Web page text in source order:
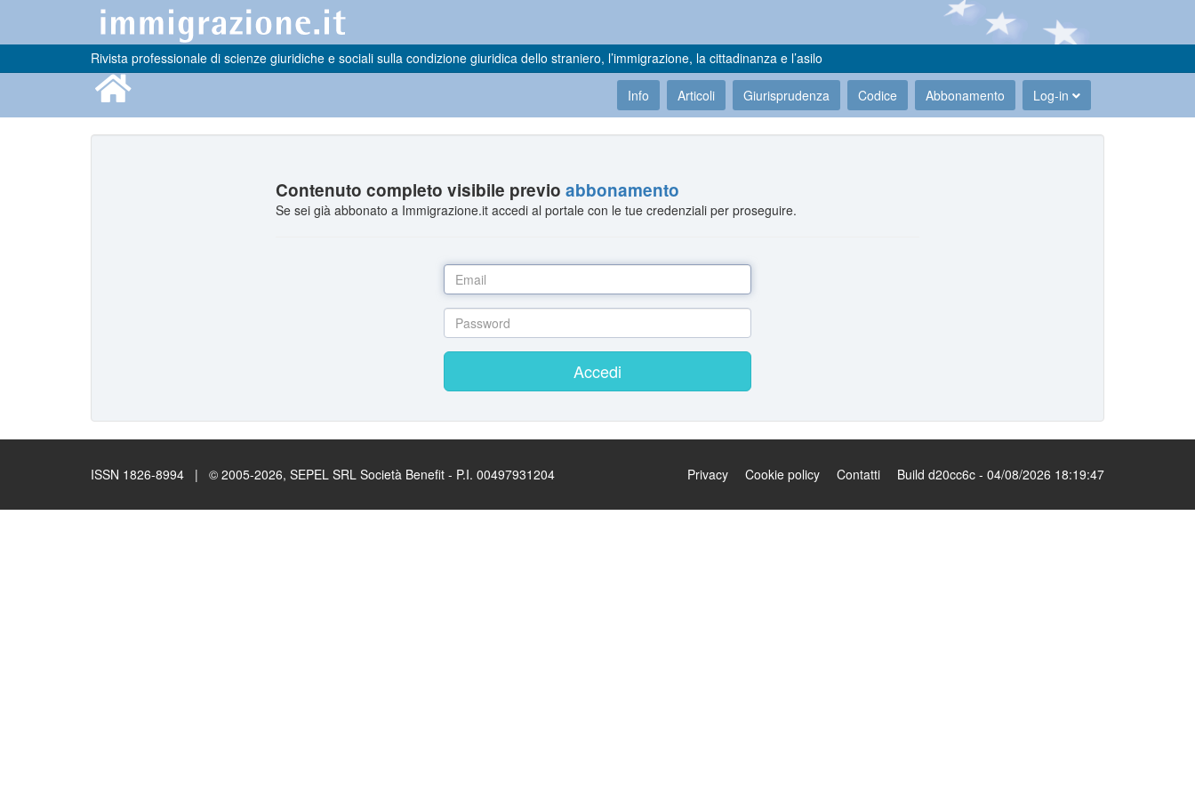
Rivista professionale di scienze giuridiche e sociali sulla condizione giuridica dello straniero, l’immigrazione, la cittadinanza e l’asilo
Info Articoli Giurisprudenza Codice Abbonamento Log-in
Contenuto completo visibile previoabbonamento
Se sei già abbonato a Immigrazione.it accedi al portale con le tue credenziali per proseguire.
Accedi
ISSN 1826-8994 | © 2005-2026, SEPEL SRL Società Benefit - P.I. 00497931204 Privacy Cookie policy Contatti Build d20cc6c - 04/08/2026 18:19:47